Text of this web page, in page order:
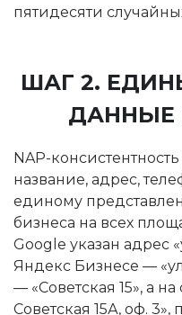
пятидесяти
ШАГ 2.
ДАННЫЕ
NAP-
название, адрес,
единому
бизнеса на всех
Google указан адрес
Яндекс Бизнесе —
— «Советская 15», а
Советская 15А, оф.